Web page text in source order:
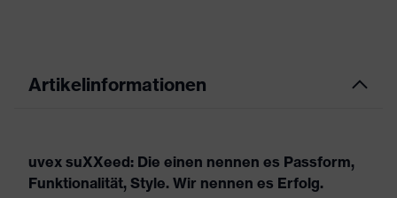
Artikelinformationen
uvex suXXeed: Die einen nennen es Passform,
Funktionalität, Style. Wir nennen es Erfolg.